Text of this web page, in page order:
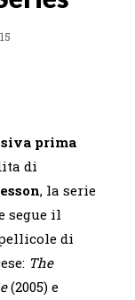
prima
di
, la serie
segue il
di
The
(2005) e